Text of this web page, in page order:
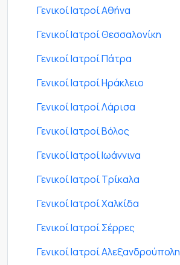
Γενικοί Ιατροί Αθήνα
Γενικοί Ιατροί Θεσσαλονίκη
Γενικοί Ιατροί Πάτρα
Γενικοί Ιατροί Ηράκλειο
Γενικοί Ιατροί Λάρισα
Γενικοί Ιατροί Βόλος
Γενικοί Ιατροί Ιωάννινα
Γενικοί Ιατροί Τρίκαλα
Γενικοί Ιατροί Χαλκίδα
Γενικοί Ιατροί Σέρρες
Γενικοί Ιατροί Αλεξανδρούπολη